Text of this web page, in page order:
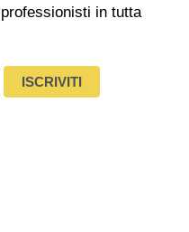
in tutta
ISCRIVITI